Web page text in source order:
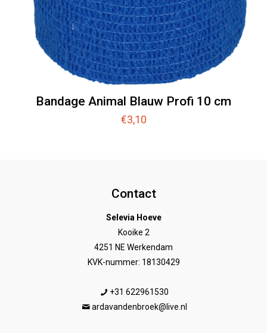
Bandage Animal Blauw Profi 10 cm
€3,10
Contact
Selevia Hoeve
Kooike 2
4251 NE Werkendam
KVK-nummer: 18130429
+31 622961530
ardavandenbroek@live.nl